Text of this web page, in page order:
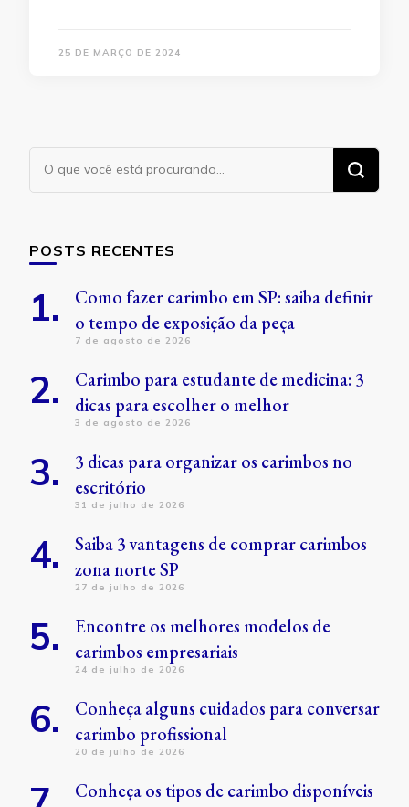
25 DE MARÇO DE 2024
Procurando
POSTS RECENTES
Como fazer carimbo em SP: saiba definir
o tempo de exposição da peça
7 de agosto de 2026
Carimbo para estudante de medicina: 3
dicas para escolher o melhor
3 de agosto de 2026
3 dicas para organizar os carimbos no
escritório
31 de julho de 2026
Saiba 3 vantagens de comprar carimbos
zona norte SP
27 de julho de 2026
Encontre os melhores modelos de
carimbos empresariais
24 de julho de 2026
Conheça alguns cuidados para conversar
carimbo profissional
20 de julho de 2026
Conheça os tipos de carimbo disponíveis